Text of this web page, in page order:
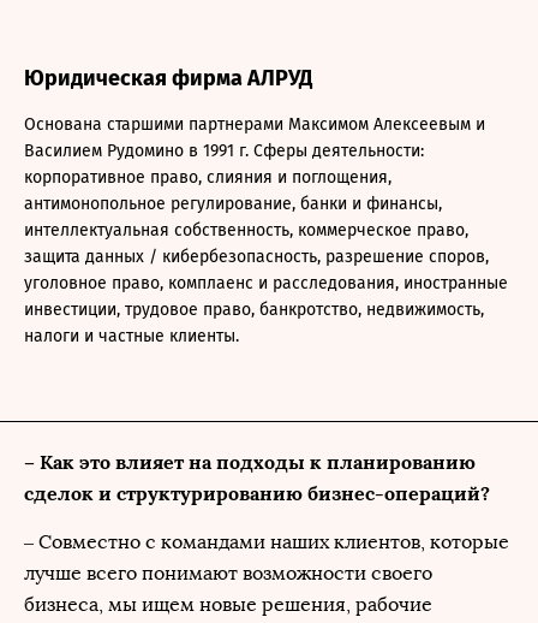
Юридическая фирма АЛРУД
Основана старшими партнерами Максимом Алексеевым и
Василием Рудомино в 1991 г. Сферы деятельности:
корпоративное право, слияния и поглощения,
антимонопольное регулирование, банки и финансы,
интеллектуальная собственность, коммерческое право,
защита данных / кибербезопасность, разрешение споров,
уголовное право, комплаенс и расследования, иностранные
инвестиции, трудовое право, банкротство, недвижимость,
налоги и частные клиенты.
– Как это влияет на подходы к планированию
сделок и структурированию бизнес-операций?
– Совместно с командами наших клиентов, которые
лучше всего понимают возможности своего
бизнеса, мы ищем новые решения, рабочие